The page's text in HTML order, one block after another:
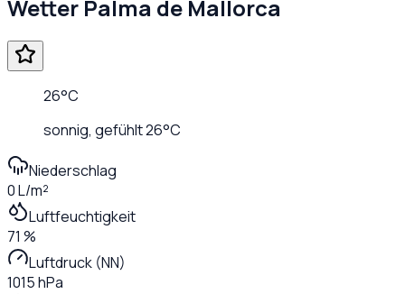
Wetter Palma de Mallorca
26°C
sonnig, gefühlt26°C
Niederschlag
0 L/m²
Luftfeuchtigkeit
71 %
Luftdruck (NN)
1015 hPa